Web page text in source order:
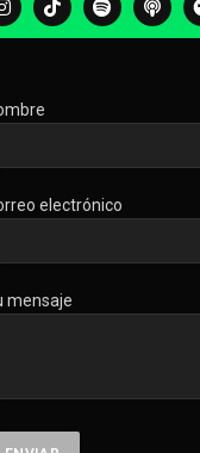
electrónico
mensaje